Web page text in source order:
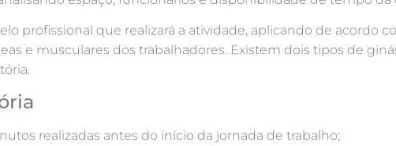
profissional que realizará a atividade, aplicando de acordo
e musculares dos trabalhadores. Existem dois tipos de
realizadas antes do início da jornada de trabalho;